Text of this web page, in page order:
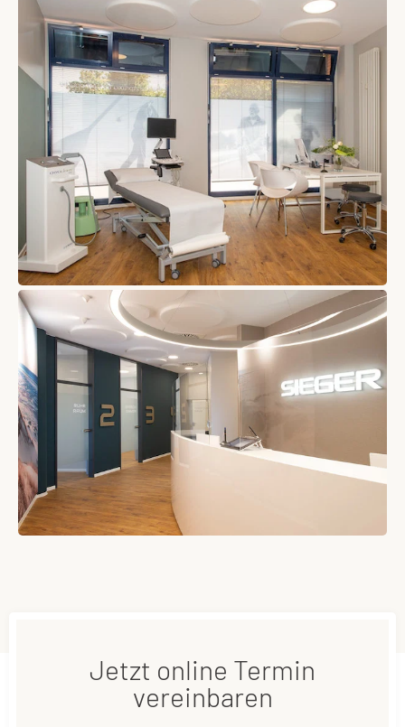
Jetzt online Termin
vereinbaren